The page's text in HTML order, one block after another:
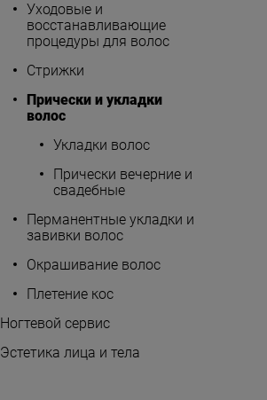
Уходовые и
восстанавливающие
процедуры для волос
Стрижки
Прически и укладки
волос
Укладки волос
Прически вечерние и
свадебные
Перманентные укладки и
завивки волос
Окрашивание волос
Плетение кос
Ногтевой сервис
Эстетика лица и тела